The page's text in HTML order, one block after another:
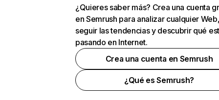
¿Quieres saber más? Crea una cuenta
en Semrush para analizar cualquier
seguir las tendencias y descubrir qué
pasando en Internet.
Crea una cuenta en Semrush
¿Qué es Semrush?